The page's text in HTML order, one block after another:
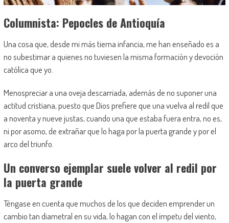
Columnista: Pepocles de Antioquía
Una cosa que, desde mi más tierna infancia, me han enseñado es a
no subestimar a quienes no tuviesen la misma formación y devoción
católica que yo.
Menospreciar a una oveja descarriada, además de no suponer una
actitud cristiana, puesto que Dios prefiere que una vuelva al redil que
a noventa y nueve justas,cuando una que estaba fuera entra, no es,
ni por asomo, de extrañar que lo haga por la puerta grande yporel
arco del triunfo.
Un converso ejemplar suele volver al redil por
la puerta grande
Téngase en cuenta que muchos de los que deciden emprender un
cambio tan diametralen su vida, lo hagan con el ímpetu del viento,